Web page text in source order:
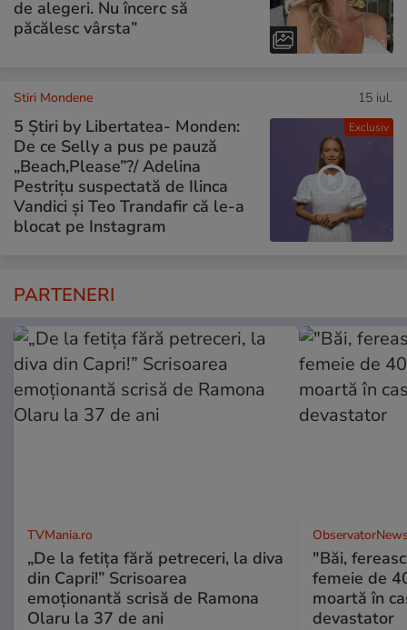
de alegeri. Nu încerc să
păcălesc vârsta”
Exclusiv
Stiri Mondene 15 iul.
5 Știri by Libertatea- Monden:
De ce Selly a pus pe pauză
„Beach,Please”?/ Adelina
Pestrițu suspectată de Ilinca
Vandici și Teo Trandafir că le-a
blocat pe Instagram
PARTENERI
TVMania.ro
„De la fetița fără petreceri, la diva
din Capri!” Scrisoarea
emoționantă scrisă de Ramona
Olaru la 37 de ani
"Băi,
femeie de
moartă în
devastator